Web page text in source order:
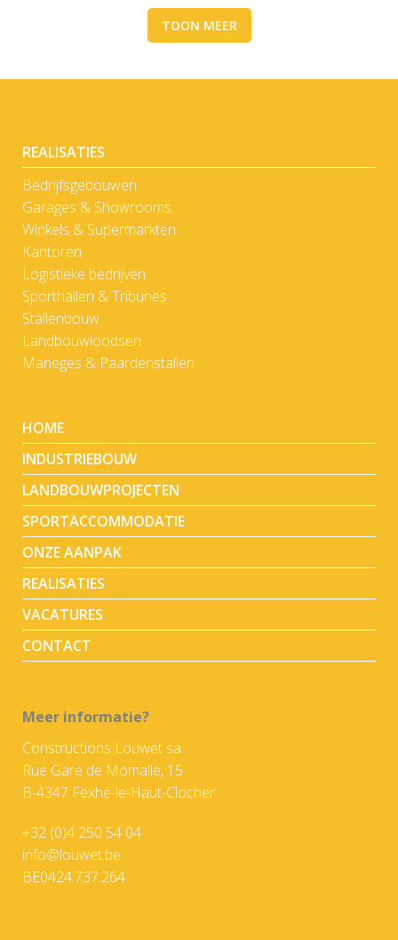
TOON MEER
REALISATIES
Bedrijfsgebouwen
Garages & Showrooms
Winkels & Supermarkten
Kantoren
Logistieke bedrijven
Sporthallen & Tribunes
Stallenbouw
Landbouwloodsen
Maneges & Paardenstallen
HOME
INDUSTRIEBOUW
LANDBOUWPROJECTEN
SPORTACCOMMODATIE
ONZE AANPAK
REALISATIES
VACATURES
CONTACT
Meer informatie?
Constructions Louwet sa
Rue Gare de Momalle, 15
B-4347 Fexhe-le-Haut-Clocher
+32 (0)4 250 54 04
info@louwet.be
BE0424.737.264